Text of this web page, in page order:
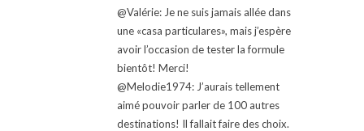
@Valérie: Je ne suis jamais allée dans
une «casa particulares», mais j’espère
avoir l’occasion de tester la formule
bientôt! Merci!
@Melodie1974: J’aurais tellement
aimé pouvoir parler de 100 autres
destinations! Il fallait faire des choix.